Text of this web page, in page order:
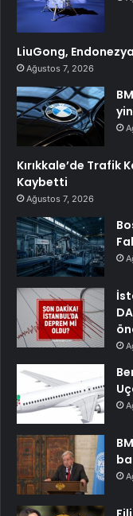
LiuGong,
Ağustos 7, 2026
Kırıkkale’de Trafik
Kaybetti
Ağustos 7, 2026